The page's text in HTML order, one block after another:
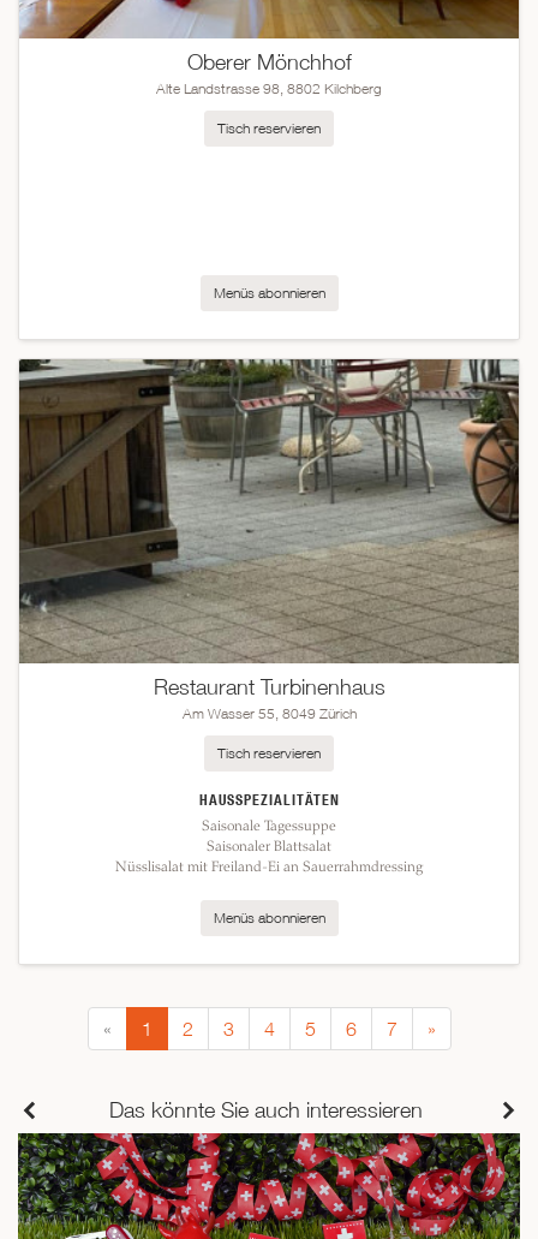
Oberer Mönchhof
Alte Landstrasse 98, 8802 Kilchberg
Menüs abonnieren
Tisch reservieren
Restaurant Turbinenhaus
Am Wasser 55, 8049 Zürich
HAUSSPEZIALITÄTEN
Saisonale Tagessuppe
Saisonaler Blattsalat
Nüsslisalat mit Freiland-Ei an Sauerrahmdressing
Menüs abonnieren
Tisch reservieren
« 1 2 3 4 5 6 7 »
Das könnte Sie auch interessieren